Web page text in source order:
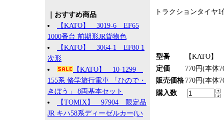
｜おすすめ商品
【KATO】 3019-6 EF65
1000番台 前期形JR貨物色
【KATO】 3064-1 EF80 1
次形
【KATO】 10-1299
155系 修学旅行電車 「ひので・
きぼう」 8両基本セット
【TOMIX】 97904 限定品
JR キハ58系ディーゼルカー(い
トラクションタイヤ1
型番
【KATO】
定価
770円(本体
販売価格 770円(本体
購入数